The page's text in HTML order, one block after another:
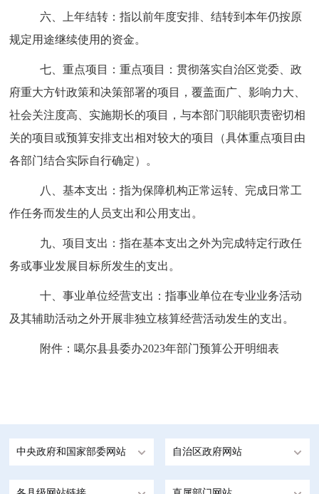
六、上年结转：指以前年度安排、结转到本年仍按原
规定用途继续使用的资金。
七 、重点项目：重点项目：贯彻落实自治区党委、政
府重大方针政策和决策部署的项目，覆盖面广、影响力大、
社会关注度高、实施期长的项目，与本部门职能职责密切相
关的项目或预算安排支出相对较大的项目（具体重点项目由
各部门结合实际自行确定）。
八、基本支出：指为保障机构正常运转、完成日常工
作任务而发生的人员支出和公用支出。
九 、项目支出：指在基本支出之外为完成特定行政任
务或事业发展目标所发生的支出。
十 、事业单位经营支出：指事业单位在专业业务活动
及其辅助活动之外开展非独立核算经营活动发生的支出。
附件：噶尔县县委办2023年部门预算公开明细表
中央政府和国家部委网站 自治区政府网站